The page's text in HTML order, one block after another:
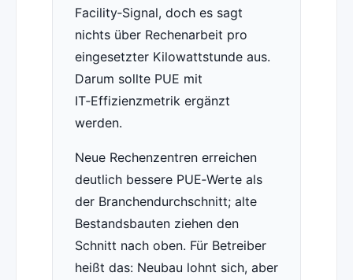
Facility‑Signal, doch es sagt
nichts über Rechenarbeit pro
eingesetzter Kilowattstunde aus.
Darum sollte PUE mit
IT‑Effizienzmetrik ergänzt
werden.
Neue Rechenzentren erreichen
deutlich bessere PUE‑Werte als
der Branchendurchschnitt; alte
Bestandsbauten ziehen den
Schnitt nach oben. Für Betreiber
heißt das: Neubau lohnt sich, aber